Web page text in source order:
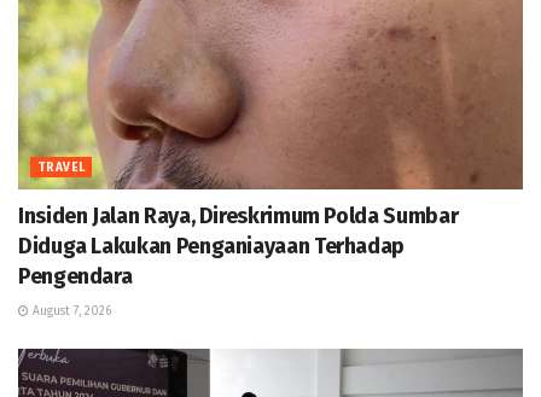
TRAVEL
Insiden Jalan Raya, Direskrimum Polda Sumbar
Diduga Lakukan Penganiayaan Terhadap
Pengendara
August 7, 2026